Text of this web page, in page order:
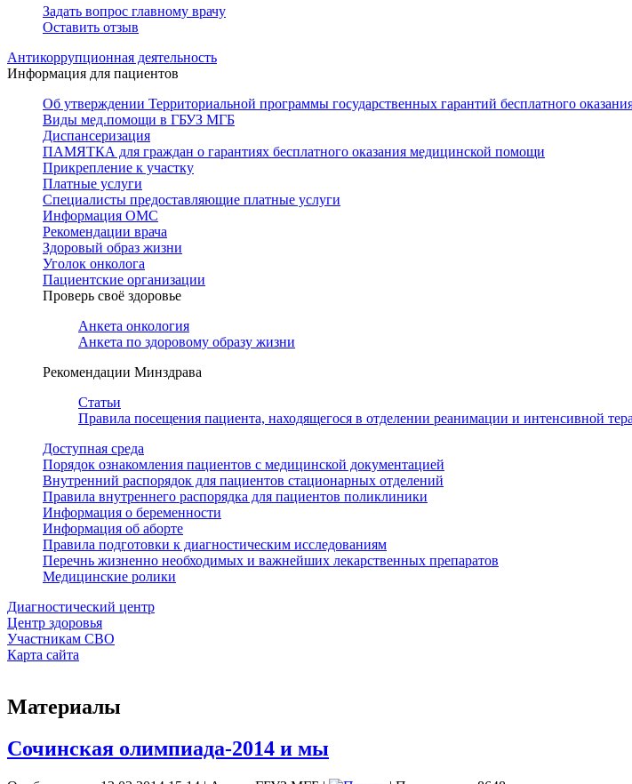
Задать вопрос главному врачу
Оставить отзыв
Антикоррупционная деятельность
Информация для пациентов
Об утверждении Территориальной программы государственных гарантий бесплатного
Виды мед.помощи в ГБУЗ МГБ
Диспансеризация
ПАМЯТКА для граждан о гарантиях бесплатного оказания медицинской помощи
Прикрепление к участку
Платные услуги
Специалисты предоставляющие платные услуги
Информация ОМС
Рекомендации врача
Здоровый образ жизни
Уголок онколога
Пациентские организации
Проверь своё здоровье
Анкета онкология
Анкета по здоровому образу жизни
Рекомендации Минздрава
Статьи
Правила посещения пациента, находящегося в отделении реанимации и интенсивной
Доступная среда
Порядок ознакомления пациентов с медицинской документацией
Внутренний распорядок для пациентов стационарных отделений
Правила внутреннего распорядка для пациентов поликлиники
Информация о беременности
Информация об аборте
Правила подготовки к диагностическим исследованиям
Перечнь жизненно необходимых и важнейших лекарственных препаратов
Медицинские ролики
Диагностический центр
Центр здоровья
Участникам СВО
Карта сайта
Материалы
Сочинская олимпиада-2014 и мы